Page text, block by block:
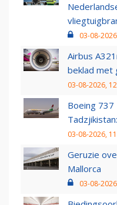
03-08-
Airbus
beklad met
03-08-2026,
Boeing 737
03-08-2026,
Geruzie
Mallorca
03-08-